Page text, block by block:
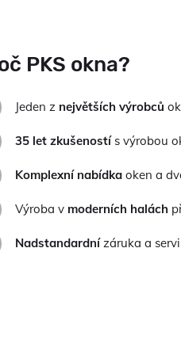
PKS okna?
Jeden z největších výrobců
35 let zkušenostís výrobou
Komplexní nabídkaoken a
Výroba v moderních halách
Nadstandardnízáruka a